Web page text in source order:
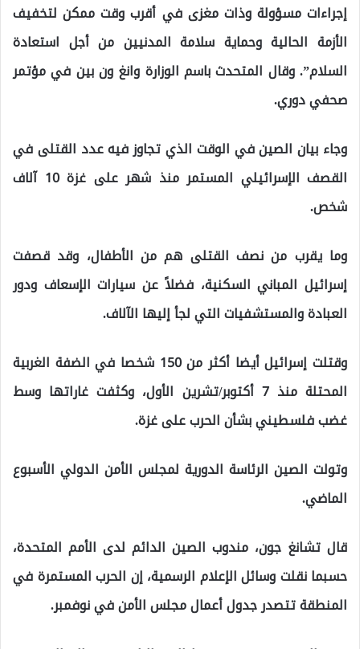
إجراءات مسؤولة وذات مغزى في أقرب وقت ممكن لتخفيف
الأزمة الحالية وحماية سلامة المدنيين من أجل استعادة
السلام”. وقال المتحدث باسم الوزارة وانغ ون بين في مؤتمر
صحفي دوري.
وجاء بيان الصين في الوقت الذي تجاوز فيه عدد القتلى في
القصف الإسرائيلي المستمر منذ شهر على غزة 10 آلاف
شخص.
وما يقرب من نصف القتلى هم من الأطفال، وقد قصفت
إسرائيل المباني السكنية، فضلاً عن سيارات الإسعاف ودور
العبادة والمستشفيات التي لجأ إليها الآلاف.
وقتلت إسرائيل أيضا أكثر من 150 شخصا في الضفة الغربية
المحتلة منذ 7 أكتوبر/تشرين الأول، وكثفت غاراتها وسط
غضب فلسطيني بشأن الحرب على غزة.
وتولت الصين الرئاسة الدورية لمجلس الأمن الدولي الأسبوع
الماضي.
قال تشانغ جون، مندوب الصين الدائم لدى الأمم المتحدة،
حسبما نقلت وسائل الإعلام الرسمية، إن الحرب المستمرة في
المنطقة تتصدر جدول أعمال مجلس الأمن في نوفمبر.